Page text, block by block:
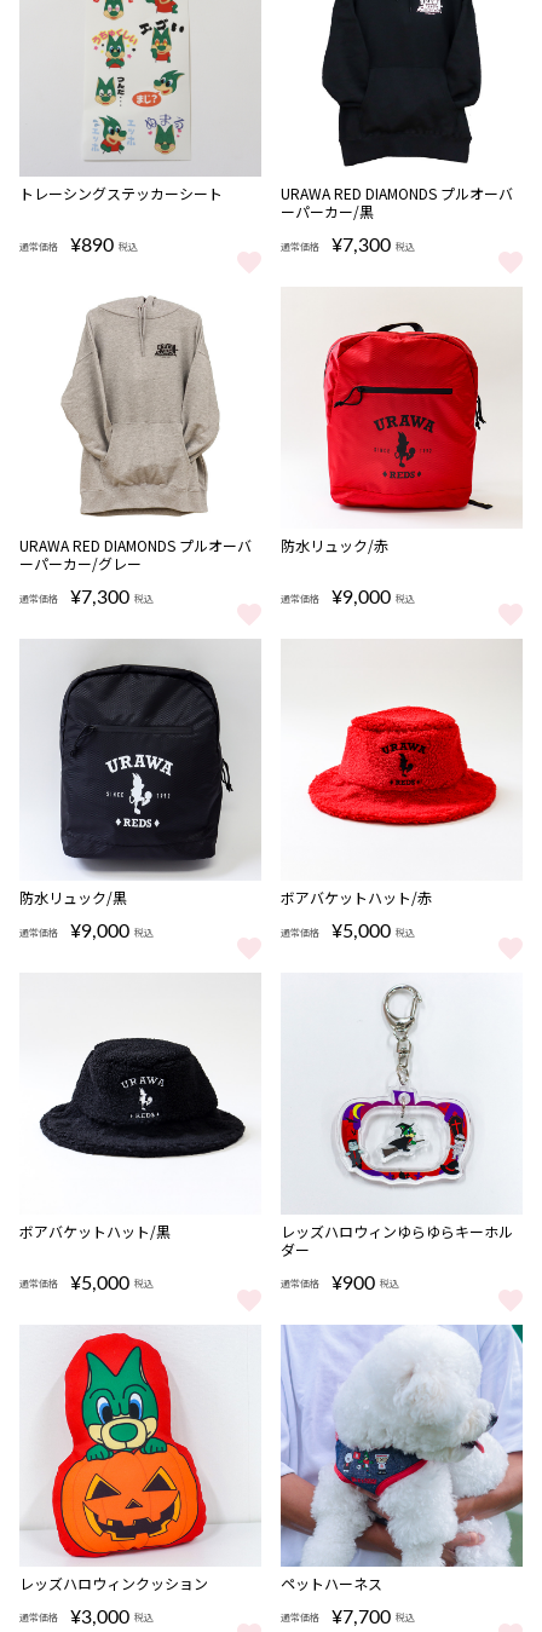
トレーシングステッカーシート
通常価格 ¥890 税込
トレーシングステッカーシート をもっと見る
URAWA RED DIAMONDS プルオーバ
ーパーカー/黒
通常価格 ¥7,300 税込
URAWA RED DIAMONDS プル
URAWA RED DIAMONDS プルオーバ
ーパーカー/グレー
通常価格 ¥7,300 税込
URAWA RED DIAMONDS プルオーバーパーカー/グレー をもっと見る
防水リュック/赤
通常価格 ¥9,000 税込
防水リュック/赤 をもっと見る
防水リュック/黒
通常価格 ¥9,000 税込
防水リュック/黒 をもっと見る
ボアバケットハット/赤
通常価格 ¥5,000 税込
ボアバケットハット/赤 をもっと
ボアバケットハット/黒
通常価格 ¥5,000 税込
ボアバケットハット/黒 をもっと見る
レッズハロウィンゆらゆらキーホル
ダー
通常価格 ¥900 税込
レッズハロウィンゆらゆらキー
レッズハロウィンクッション
通常価格 ¥3,000 税込
ペットハーネス
通常価格 ¥7,700 税込